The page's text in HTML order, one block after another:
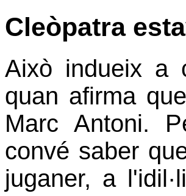
Cleòpatra
Això indueix a
quan afirma
Marc Antoni.
convé saber
juganer, a